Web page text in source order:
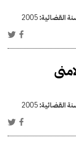
القضائية:2005
القضائية:2005